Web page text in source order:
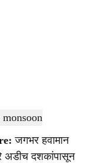
जगभर हवामान
अडीच दशकांपासून